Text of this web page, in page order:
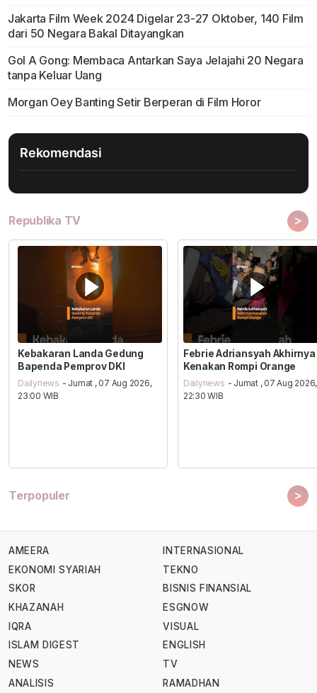
Jakarta Film Week 2024 Digelar 23-27 Oktober, 140 Film
dari 50 Negara Bakal Ditayangkan
Gol A Gong: Membaca Antarkan Saya Jelajahi 20 Negara
tanpa Keluar Uang
Morgan Oey Banting Setir Berperan di Film Horor
Rekomendasi
Republika TV >
Kebakaran Landa Gedung
Bapenda Pemprov DKI
Dailynews - Jumat , 07 Aug 2026,
23:00 WIB
Febrie Adriansyah Akhirnya
Kenakan Rompi Orange
Dailynews - Jumat , 07 Aug 2026,
22:30 WIB
Terpopuler >
AMEERA
EKONOMI SYARIAH
SKOR
KHAZANAH
IQRA
ISLAM DIGEST
NEWS
ANALISIS
INTERNASIONAL
TEKNO
BISNIS FINANSIAL
ESGNOW
VISUAL
ENGLISH
TV
RAMADHAN